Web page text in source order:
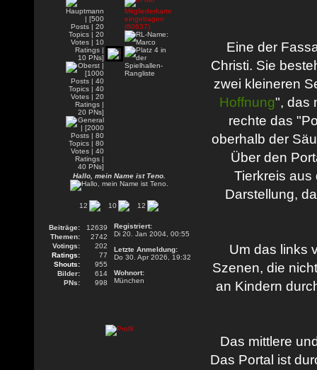
Hallo, mein Name ist Teno.
12 10 12
Beiträge:
12639
Themen:
2742
Votings:
202
Ratings:
77
Shouts:
955
Bilder:
614
PNs:
998
Registriert:
Di 20. Jan 2004, 00:55
Letzte Anmeldung:
Do 30. Apr 2026, 19:32
Wohnort:
München
Eine der
Christi. Sie
zwei kleineren
Hoffnung", das
rechte das
oberhalb der
Über den
Tierkreis aus
Darstellung,
Um das links
Szenen, die
an Kindern
Das mittlere
Das Portal ist